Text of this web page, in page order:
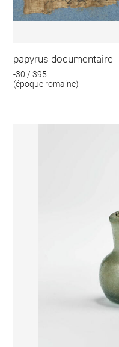
papyrus documentaire
-30 / 395
(époque romaine)